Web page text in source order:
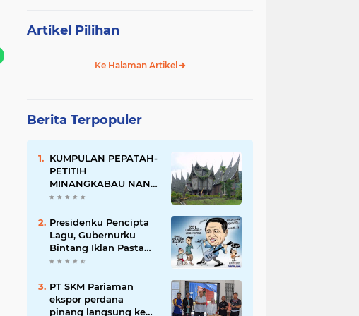
Artikel Pilihan
Ke Halaman Artikel
Berita Terpopuler
KUMPULAN PEPATAH-
PETITIH
MINANGKABAU NAN
ELOK
Presidenku Pencipta
Lagu, Gubernurku
Bintang Iklan Pasta
Gigi
PT SKM Pariaman
ekspor perdana
pinang langsung ke